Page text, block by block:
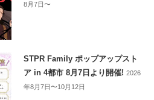
8月7日〜
STPR Family ポップアップスト
ア in 4都市 8月7日より開催!2026
年8月7日〜10月12日